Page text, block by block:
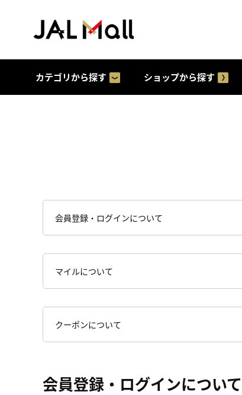
カテゴリから探す ショップから探す
会員登録・ログインについて
マイルについて
クーポンについて
会員登録・ログインについて